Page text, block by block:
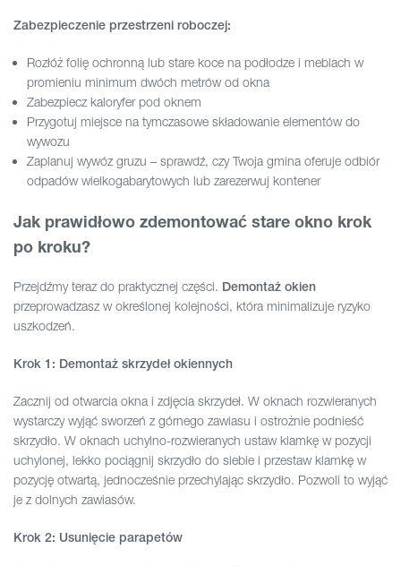
Zabezpieczenie przestrzeni roboczej:
Rozłóż folię ochronną lub stare koce na podłodze i meblach w
promieniu minimum dwóch metrów od okna
Zabezpiecz kaloryfer pod oknem
Przygotuj miejsce na tymczasowe składowanie elementów do
wywozu
Zaplanuj wywóz gruzu – sprawdź, czy Twoja gmina oferuje odbiór
odpadów wielkogabarytowych lub zarezerwuj kontener
Jak prawidłowo zdemontować stare okno krok
po kroku?
Przejdźmy teraz do praktycznej części. Demontaż okien
przeprowadzasz w określonej kolejności, która minimalizuje ryzyko
uszkodzeń.
Krok 1: Demontaż skrzydeł okiennych
Zacznij od otwarcia okna i zdjęcia skrzydeł. W oknach rozwieranych
wystarczy wyjąć sworzeń z górnego zawiasu i ostrożnie podnieść
skrzydło. W oknach uchylno-rozwieranych ustaw klamkę w pozycji
uchylonej, lekko pociągnij skrzydło do siebie i przestaw klamkę w
pozycję otwartą, jednocześnie przechylając skrzydło. Pozwoli to wyjąć
je z dolnych zawiasów.
Krok 2: Usunięcie parapetów